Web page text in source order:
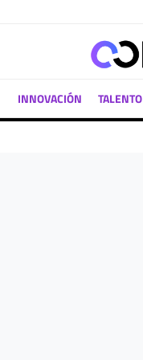
INNOVACIÓN TALENTO